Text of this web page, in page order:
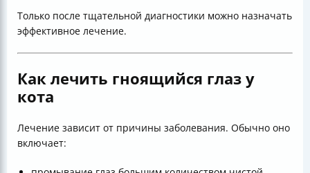
Только после тщательной диагностики можно назначать
эффективное лечение.
Как лечить гноящийся глаз у
кота
Лечение зависит от причины заболевания. Обычно оно
включает: